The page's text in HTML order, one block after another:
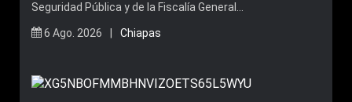
Seguridad Pública y de la Fiscalía General…
6 Ago. 2026 | Chiapas